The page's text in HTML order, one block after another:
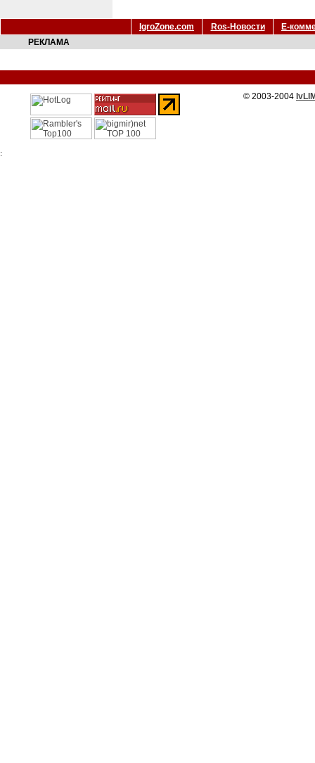
IgroZone.com Ros-Новости
Е-
РЕКЛАМА
© 2003-2004
: